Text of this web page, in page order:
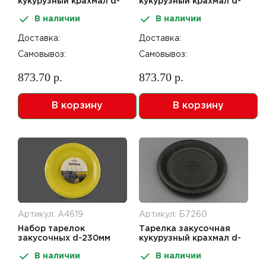
В наличии
Доставка:
Самовывоз:
873.70 р.
В корзину
В наличии
Доставка:
Самовывоз:
873.70 р.
В корзину
Артикул: А4619
Набор тарелок
закусочных d-230мм
крахмал желтая
В наличии
Артикул: Б7260
Тарелка закусочная
кукурузный крахмал d-
В наличии